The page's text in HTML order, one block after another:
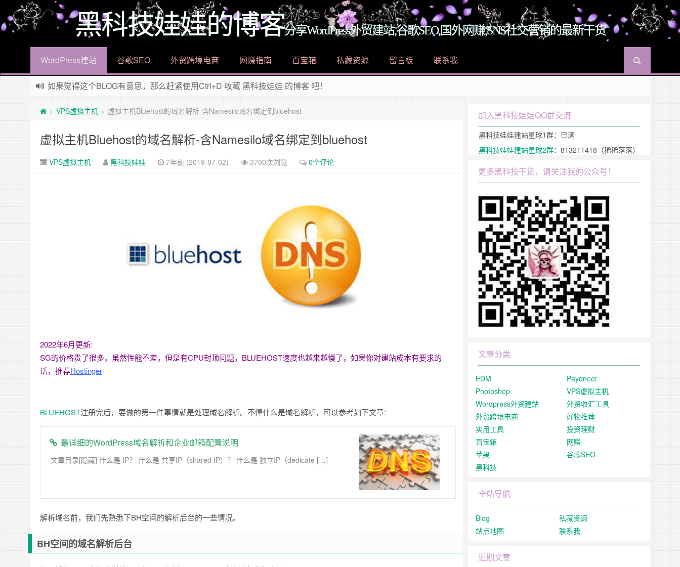
黑科技娃娃的博客分享WordPress外贸建站,谷歌SEO,国外网赚,SNS社交营销的最新干货
WordPress建站 谷歌SEO 外贸跨境电商 网赚指南 百宝箱 私藏资源 留言板 联系我
如果觉得这个BLOG有意思，那么赶紧使用Ctrl+D 收藏 黑科技娃娃 的博客 吧！
> VPS虚拟主机 > 虚拟主机Bluehost的域名解析-含Namesilo域名绑定到bluehost
虚拟主机Bluehost的域名解析-含Namesilo域名绑定到bluehost
VPS虚拟主机 黑科技娃娃 7年前 (2019-07-02) 3700次浏览 0个评论
2022年6月更新:
SG的价格贵了很多，虽然性能不差，但是有CPU封顶问题，BLUEHOST速度也越来越慢了，如果你对建站成本有要求的
话，推荐Hostinger
BLUEHOST注册完后，要做的第一件事情就是处理域名解析。不懂什么是域名解析，可以参考如下文章:
最详细的WordPress域名解析和企业邮箱配置说明
文章目录[隐藏] 什么是 IP？ 什么是 共享IP（shared IP）？ 什么是 独立IP（dedicate […]
解析域名前，我们先熟悉下BH空间的解析后台的一些情况。
BH空间的域名解析后台
加入黑科技娃娃QQ群交流
黑科技娃娃建站星球1群：已满
黑科技娃娃建站星球2群：813211418（稀稀落落）
更多黑科技干货，请关注我的公众号！
文章分类
EDM
Payoneer
Photoshop
VPS虚拟主机
Wordpress外贸建站
外贸收汇工具
外贸跨境电商
好物推荐
实用工具
投资理财
百宝箱
网赚
苹果
谷歌SEO
黑科技
全站导航
Blog
私藏资源
站点地图
联系我
近期文章